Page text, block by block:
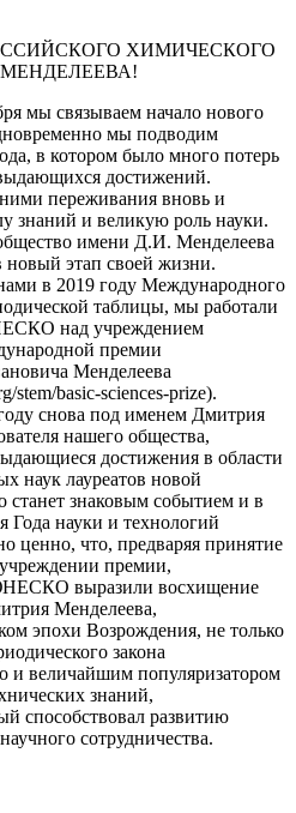
ХИМИЧЕСКОГО
мы связываем начало нового
мы подводим
в котором было много потерь
достижений.
переживания вновь и
знаний и великую роль науки.
имени Д.И. Менделеева
новый этап своей жизни.
в 2019 году Международного
таблицы, мы работали
над учреждением
премии
Менделеева
stem/basic-sciences-prize).
снова под именем Дмитрия
нашего общества,
достижения в области
наук лауреатов новой
станет знаковым событием и в
Года науки и технологий
ценно, что, предваряя принятие
премии,
выразили восхищение
Менделеева,
эпохи Возрождения, не только
закона
и величайшим популяризатором
знаний,
способствовал развитию
сотрудничества.